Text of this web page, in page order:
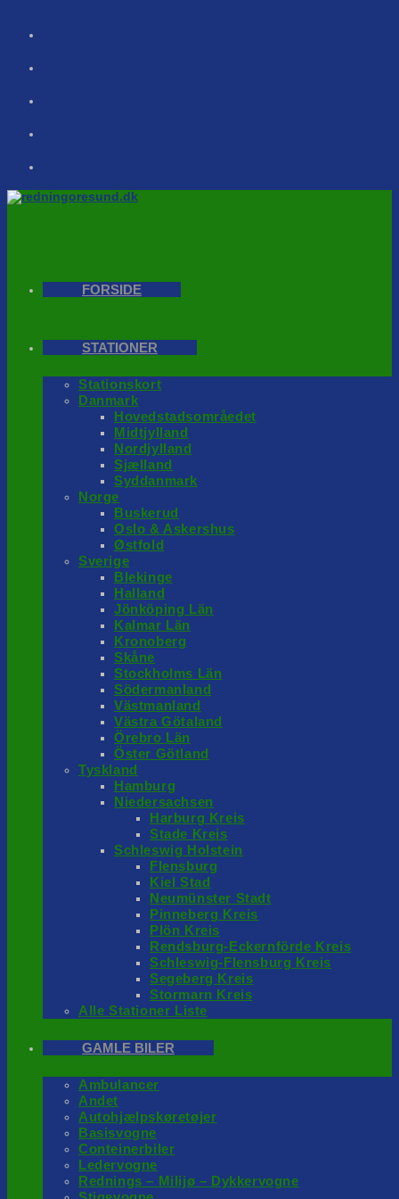
FORSIDE
STATIONER
Stationskort
Danmark
Hovedstadsområedet
Midtjylland
Nordjylland
Sjælland
Syddanmark
Norge
Buskerud
Oslo & Askershus
Østfold
Sverige
Blekinge
Halland
Jönköping Län
Kalmar Län
Kronoberg
Skåne
Stockholms Län
Södermanland
Västmanland
Västra Götaland
Örebro Län
Öster Götland
Tyskland
Hamburg
Niedersachsen
Harburg Kreis
Stade Kreis
Schleswig Holstein
Flensburg
Kiel Stad
Neumünster Stadt
Pinneberg Kreis
Plön Kreis
Rendsburg-Eckernförde Kreis
Schleswig-Flensburg Kreis
Segeberg Kreis
Stormarn Kreis
Alle Stationer Liste
GAMLE BILER
Ambulancer
Andet
Autohjælpskøretøjer
Basisvogne
Conteinerbiler
Ledervogne
Rednings – Milijø – Dykkervogne